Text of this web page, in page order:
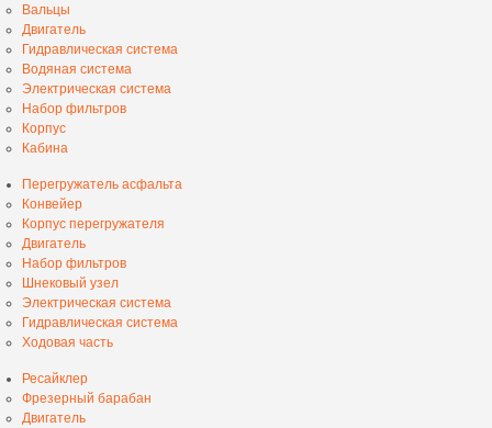
Вальцы
Двигатель
Гидравлическая система
Водяная система
Электрическая система
Набор фильтров
Корпус
Кабина
Перегружатель асфальта
Конвейер
Корпус перегружателя
Двигатель
Набор фильтров
Шнековый узел
Электрическая система
Гидравлическая система
Ходовая часть
Ресайклер
Фрезерный барабан
Двигатель